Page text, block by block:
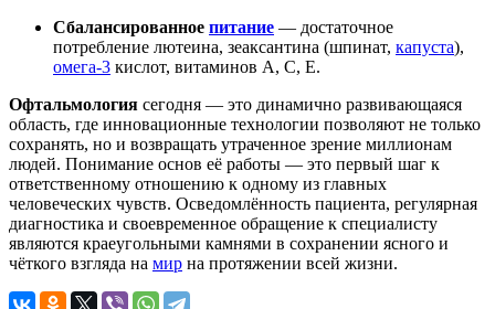
Сбалансированное питание — достаточное
потребление лютеина, зеаксантина (шпинат, капуста),
омега-3 кислот, витаминов А, С, Е.
Офтальмология сегодня — это динамично развивающаяся
область, где инновационные технологии позволяют не только
сохранять, но и возвращать утраченное зрение миллионам
людей. Понимание основ её работы — это первый шаг к
ответственному отношению к одному из главных
человеческих чувств. Осведомлённость пациента, регулярная
диагностика и своевременное обращение к специалисту
являются краеугольными камнями в сохранении ясного и
чёткого взгляда на мир на протяжении всей жизни.